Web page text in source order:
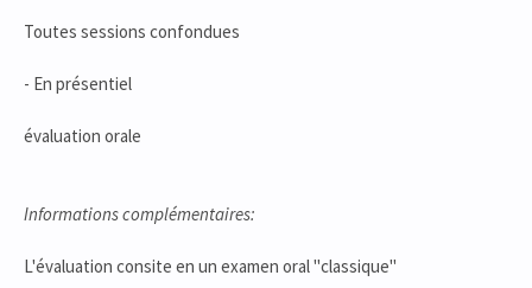
Toutes sessions confondues
- En présentiel
évaluation orale
Informations complémentaires:
L'évaluation consite en un examen oral "classique"